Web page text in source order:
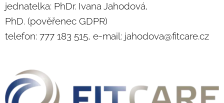
jednatelka: PhDr. Ivana Jahodová,
PhD. (pověřenec GDPR)
telefon: 777 183 515, e-mail: jahodova@fitcare.cz